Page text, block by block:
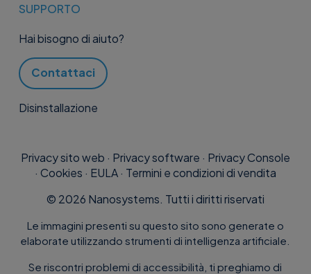
SUPPORTO
Hai bisogno di aiuto?
Contattaci
Disinstallazione
Privacy sito web · Privacy software · Privacy Console
· Cookies · EULA· Termini e condizioni di vendita
© 2026 Nanosystems. Tutti i diritti riservati
Le immagini presenti su questo sito sono generate o
elaborate utilizzando strumenti di intelligenza artificiale.
Se riscontri problemi di accessibilità, ti preghiamo di